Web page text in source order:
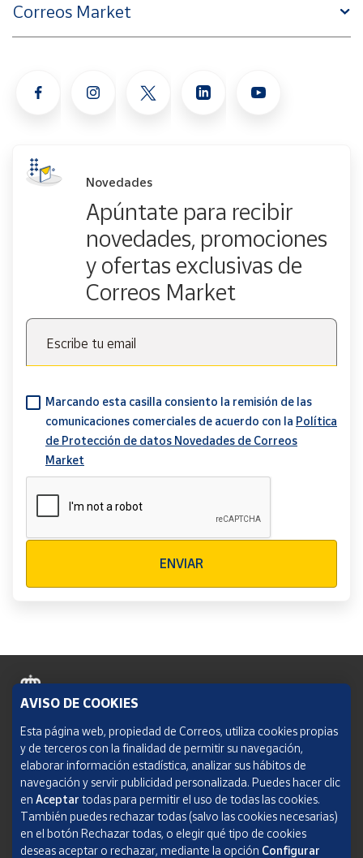
Correos Market
Novedades
Apúntate para recibir
novedades, promociones
y ofertas exclusivas de
Correos Market
Escribe tu email
Marcando esta casilla consiento la remisión de las
comunicaciones comerciales de acuerdo con la Política
de Protección de datos Novedades de Correos
Market
ENVIAR
Política de cookies
Aviso legal
Condiciones del servicio
Política de Privacidad Web
AVISO DE COOKIES
Esta página web, propiedad de Correos, utiliza cookies propias
y de terceros con la finalidad de permitir su navegación,
elaborar información estadística, analizar sus hábitos de
navegación y servir publicidad personalizada. Puedes hacer clic
en Aceptar todas para permitir el uso de todas las cookies.
También puedes rechazar todas (salvo las cookies necesarias)
en el botón Rechazar todas, o elegir qué tipo de cookies
deseas aceptar o rechazar, mediante la opción Configurar